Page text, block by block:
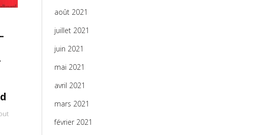
août 2021
juillet 2021
juin 2021
mai 2021
avril 2021
mars 2021
février 2021